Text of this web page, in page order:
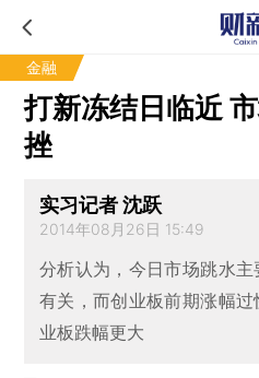
金融
打新冻结日临近
挫
实习记者 沈跃
2014年08月26日 15:49
分析认为，今日市场跳水
有关，而创业板前期涨幅
业板跌幅更大